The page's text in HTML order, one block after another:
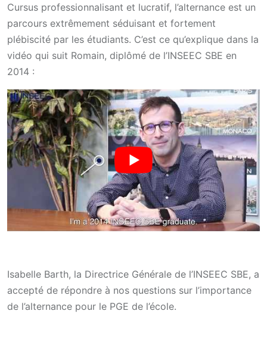
Cursus professionnalisant et lucratif, l’alternance est un
parcours extrêmement séduisant et fortement
plébiscité par les étudiants. C’est ce qu’explique dans la
vidéo qui suit Romain, diplômé de l’INSEEC SBE en
2014 :
Isabelle Barth, la Directrice Générale de l’INSEEC SBE, a
accepté de répondre à nos questions sur l’importance
de l’alternance pour le PGE de l’école.